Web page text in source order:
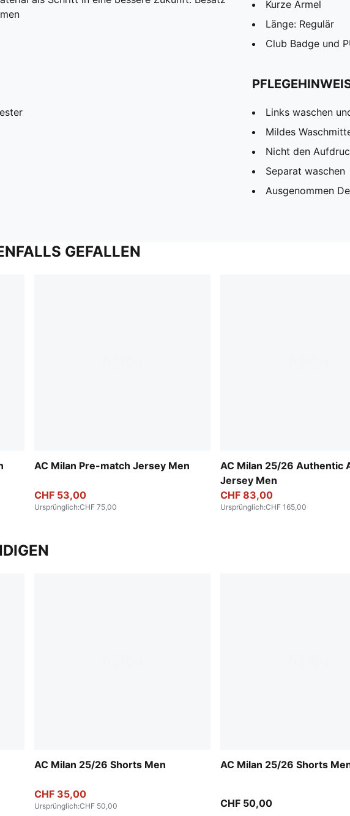
Kurze Ärmel
Länge: Regulär
Club Badge und
Links waschen
Mildes
Nicht den
Separat waschen
Ausgenommen
GEFALLEN
AC Milan Pre-match Jersey Men
CHF 53,00
Ursprünglich:CHF 75,00
AC Milan 25/26 Authentic
Jersey Men
CHF 83,00
Ursprünglich:CHF 165,00
AC Milan 25/26 Shorts Men
CHF 35,00
Ursprünglich:CHF 50,00
AC Milan 25/26 Shorts
CHF 50,00